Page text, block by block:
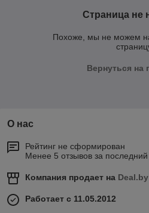
Страница не
Похоже, мы не можем
Вернуться на
О нас
Рейтинг не сформирован
Менее 5 отзывов за последний
Компания продает на Deal.by
Работает с 11.05.2012